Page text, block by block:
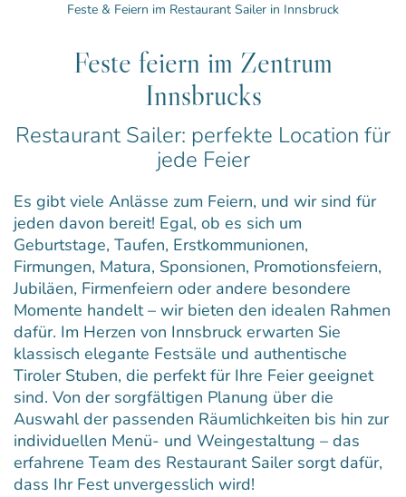
Feste & Feiern im Restaurant Sailer in Innsbruck
Feste feiern im Zentrum
Innsbrucks
Restaurant Sailer: perfekte Location für
jede Feier
Es gibt viele Anlässe zum Feiern, und wir sind für
jeden davon bereit! Egal, ob es sich um
Geburtstage, Taufen, Erstkommunionen,
Firmungen, Matura, Sponsionen, Promotionsfeiern,
Jubiläen, Firmenfeiern oder andere besondere
Momente handelt – wir bieten den idealen Rahmen
dafür. Im Herzen von Innsbruck erwarten Sie
klassisch elegante Festsäle und authentische
Tiroler Stuben, die perfekt für Ihre Feier geeignet
sind. Von der sorgfältigen Planung über die
Auswahl der passenden Räumlichkeiten bis hin zur
individuellen Menü- und Weingestaltung – das
erfahrene Team des Restaurant Sailer sorgt dafür,
dass Ihr Fest unvergesslich wird!